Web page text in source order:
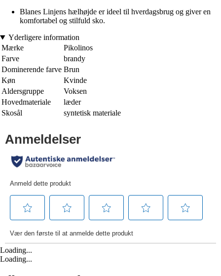
Blanes Linjens hælhøjde er ideel til hverdagsbrug og giver en
komfortabel og stilfuld sko.
Yderligere information
Mærke
Pikolinos
Farve
brandy
Dominerende farve Brun
Køn
Kvinde
Aldersgruppe
Voksen
Hovedmateriale
læder
Skosål
syntetisk materiale
Loading...
Loading...